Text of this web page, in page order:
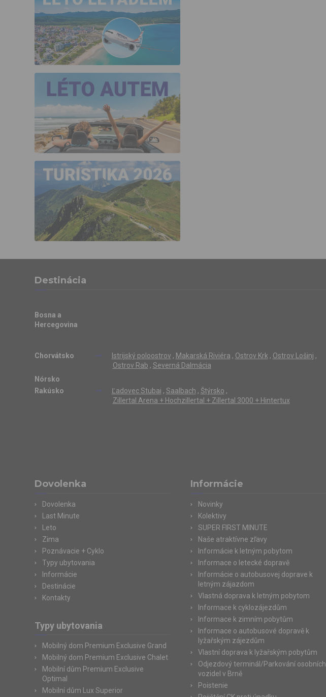
Destinácia
Bosna a
Hercegovina
Chorvátsko
Istrijský poloostrov , Makarská Riviéra , Ostrov Krk, Ostrov Lošinj ,
Ostrov Rab , Severná Dalmácia
Nórsko
Rakúsko
Ľadovec Stubai , Saalbach , Štýrsko ,
Zillertal Arena + Hochzillertal + Zillertal 3000 + Hintertux
Dovolenka
Dovolenka
Last Minute
Leto
Zima
Poznávacie + Cyklo
Typy ubytovania
Informácie
Destinácie
Kontakty
Typy ubytovania
Mobilný dom Premium Exclusive Grand
Mobilný dom Premium Exclusive Chalet
Mobilní dům Premium Exclusive
Optimal
Mobilní dům Lux Superior
Informácie
Novinky
Kolektivy
SUPER FIRST MINUTE
Naše atraktívne zľavy
Informácie k letným pobytom
Informace o letecké dopravě
Informácie o autobusovej doprave k
letným zájazdom
Vlastná doprava k letným pobytom
Informace k cyklozájezdům
Informace k zimním pobytům
Informace o autobusové dopravě k
lyžařským zájezdům
Vlastní doprava k lyžařským pobytům
Odjezdový terminál/Parkování osobních
vozidel v Brně
Poistenie